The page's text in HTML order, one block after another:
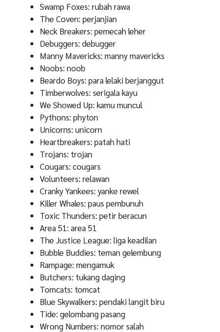
Swamp Foxes: rubah rawa
The Coven: perjanjian
Neck Breakers: pemecah leher
Debuggers: debugger
Manny Mavericks: manny mavericks
Noobs: noob
Beardo Boys: para lelaki berjanggut
Timberwolves: serigala kayu
We Showed Up: kamu muncul
Pythons: phyton
Unicorns: unicorn
Heartbreakers: patah hati
Trojans: trojan
Cougars: cougars
Volunteers: relawan
Cranky Yankees: yanke rewel
Killer Whales: paus pembunuh
Toxic Thunders: petir beracun
Area 51: area 51
The Justice League: liga keadilan
Bubble Buddies: teman gelembung
Rampage: mengamuk
Butchers: tukang daging
Tomcats: tomcat
Blue Skywalkers: pendaki langit biru
Tide: gelombang pasang
Wrong Numbers: nomor salah